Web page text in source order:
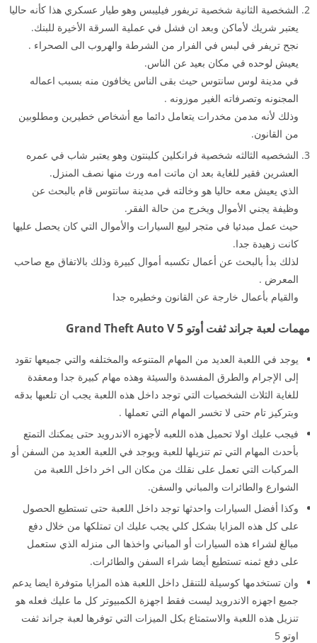
الشخصية الثانية شخصية تريفور فيليبس وهو طيار عسكري هذا كأنه حاليا
يعتبر شريك لأماكن وبعد ان فشل في عملية السرقة الأخيرة للبنك.
نجح تريفر في لبس في الفرار من الشرطة والهروب الى الصحراء .
يعيش لوحده في مكان بعيد عن الناس.
في مدينة لوس سانتوس حيث بقى الناس يخافون منه بسبب اعماله
المجنونه وتصرفاته الغير موزونه .
وذلك لأنه مدمن مخدرات يتعامل دائما مع أشخاص خطيرين ومطلوبين
من القانون.
الشخصيه الثالثه شخصية فرانكلين كلينتون وهو يعتبر شاب في عمره
العشرين فقير للغاية بعد ان ماتت امه ورث منها نصف المنزل.
الذي يعيش معه حاليا هو وخالته في مدينة سانتوس قام بالبحث عن
وظيفة يجني الأموال ويخرج من حالة الفقر.
حيث عمل مبدئيا في متجر لبيع السيارات والأموال التي كان يحصل عليها
كانت زهيدة جدا.
لذلك بدأ بالبحث عن أعمال تكسبه أموال كبيرة وذلك بالاتفاق مع صاحب
المعرض .
والقيام بأعمال خارجة عن القانون وخطيره جدا
مهمات لعبة جراند ثفت أوتو 5 Grand Theft Auto V
يوجد في اللعبة العديد من المهام المتنوعه والمختلفه والتي جميعها تقود
إلى الإجرام والطرق المفسدة والسيئة وهذه مهام كبيرة جدا ومعقدة
للغاية الثلاث الشخصيات التي توجد داخل هذه اللعبة يجب ان تلعبها بدقه
وبتركيز تام حتى لا تخسر المهام التي تعملها .
فيجب عليك اولا تحميل هذه اللعبه لأجهزه الاندرويد حتى يمكنك التمتع
بأحدث المهام التي تم تنزيلها للعبة ويوجد في اللعبة العديد من السفن أو
المركبات التي تعمل على نقلك من مكان الى اخر داخل اللعبة من
الشوارع والطائرات والمباني والسفن.
وكذا أفضل السيارات واحدثها توجد داخل اللعبة حتى تستطيع الحصول
على كل هذه المزايا بشكل كلي يجب عليك ان تمتلكها من خلال دفع
مبالغ لشراء هذه السيارات أو المباني واخذها الى منزله الذي ستعمل
على دفع ثمنه تستطيع أيضا شراء السفن والطائرات.
وان تستخدمها كوسيلة للتنقل داخل اللعبة هذه المزايا متوفرة ايضا يدعم
جميع اجهزه الاندرويد ليست فقط اجهزة الكمبيوتر كل ما عليك فعله هو
تنزيل هذه اللعبة والاستمتاع بكل الميزات التي توفرها لعبة جراند ثفت
اوتو 5